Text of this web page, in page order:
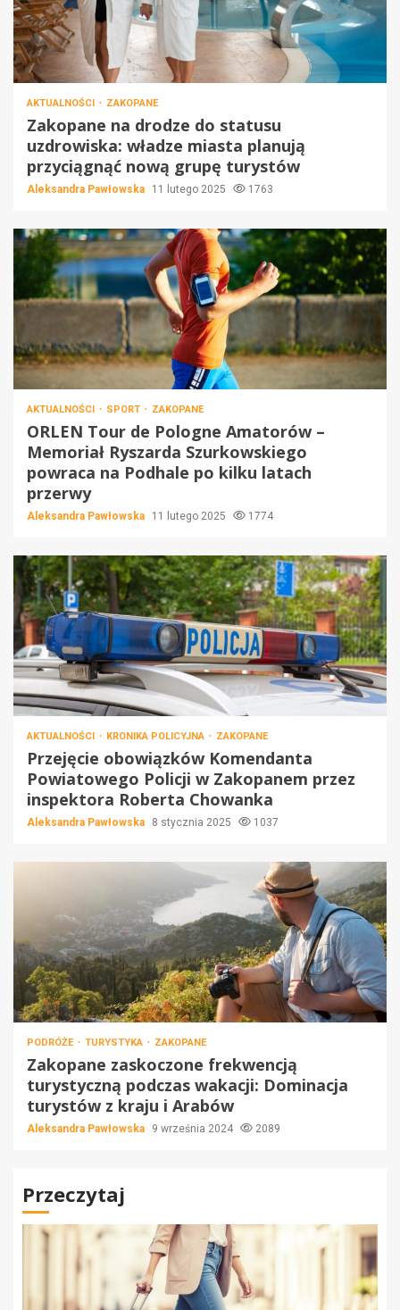
AKTUALNOŚCI ZAKOPANE
Zakopane na drodze do statusu
uzdrowiska: władze miasta planują
przyciągnąć nową grupę turystów
Aleksandra Pawłowska 11 lutego 2025 1763
AKTUALNOŚCI SPORT ZAKOPANE
ORLEN Tour de Pologne Amatorów –
Memoriał Ryszarda Szurkowskiego
powraca na Podhale po kilku latach
przerwy
Aleksandra Pawłowska 11 lutego 2025 1774
AKTUALNOŚCI KRONIKA POLICYJNA ZAKOPANE
Przejęcie obowiązków Komendanta
Powiatowego Policji w Zakopanem przez
inspektora Roberta Chowanka
Aleksandra Pawłowska 8 stycznia 2025 1037
PODRÓŻE TURYSTYKA ZAKOPANE
Zakopane zaskoczone frekwencją
turystyczną podczas wakacji: Dominacja
turystów z kraju i Arabów
Aleksandra Pawłowska 9 września 2024 2089
Przeczytaj